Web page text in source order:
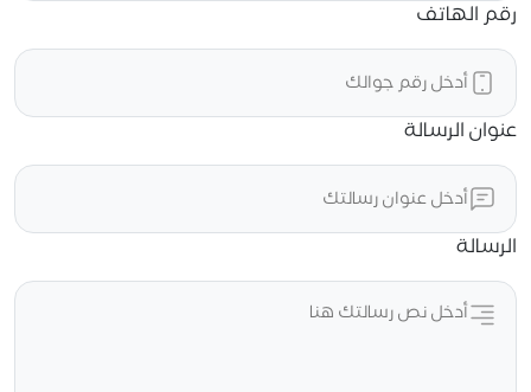
رقم الهاتف
عنوان الرسالة
الرسالة